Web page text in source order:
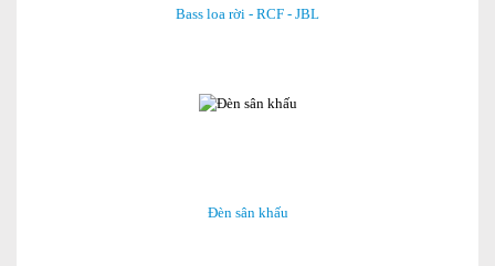
Bass loa rời - RCF - JBL
Đèn sân khấu